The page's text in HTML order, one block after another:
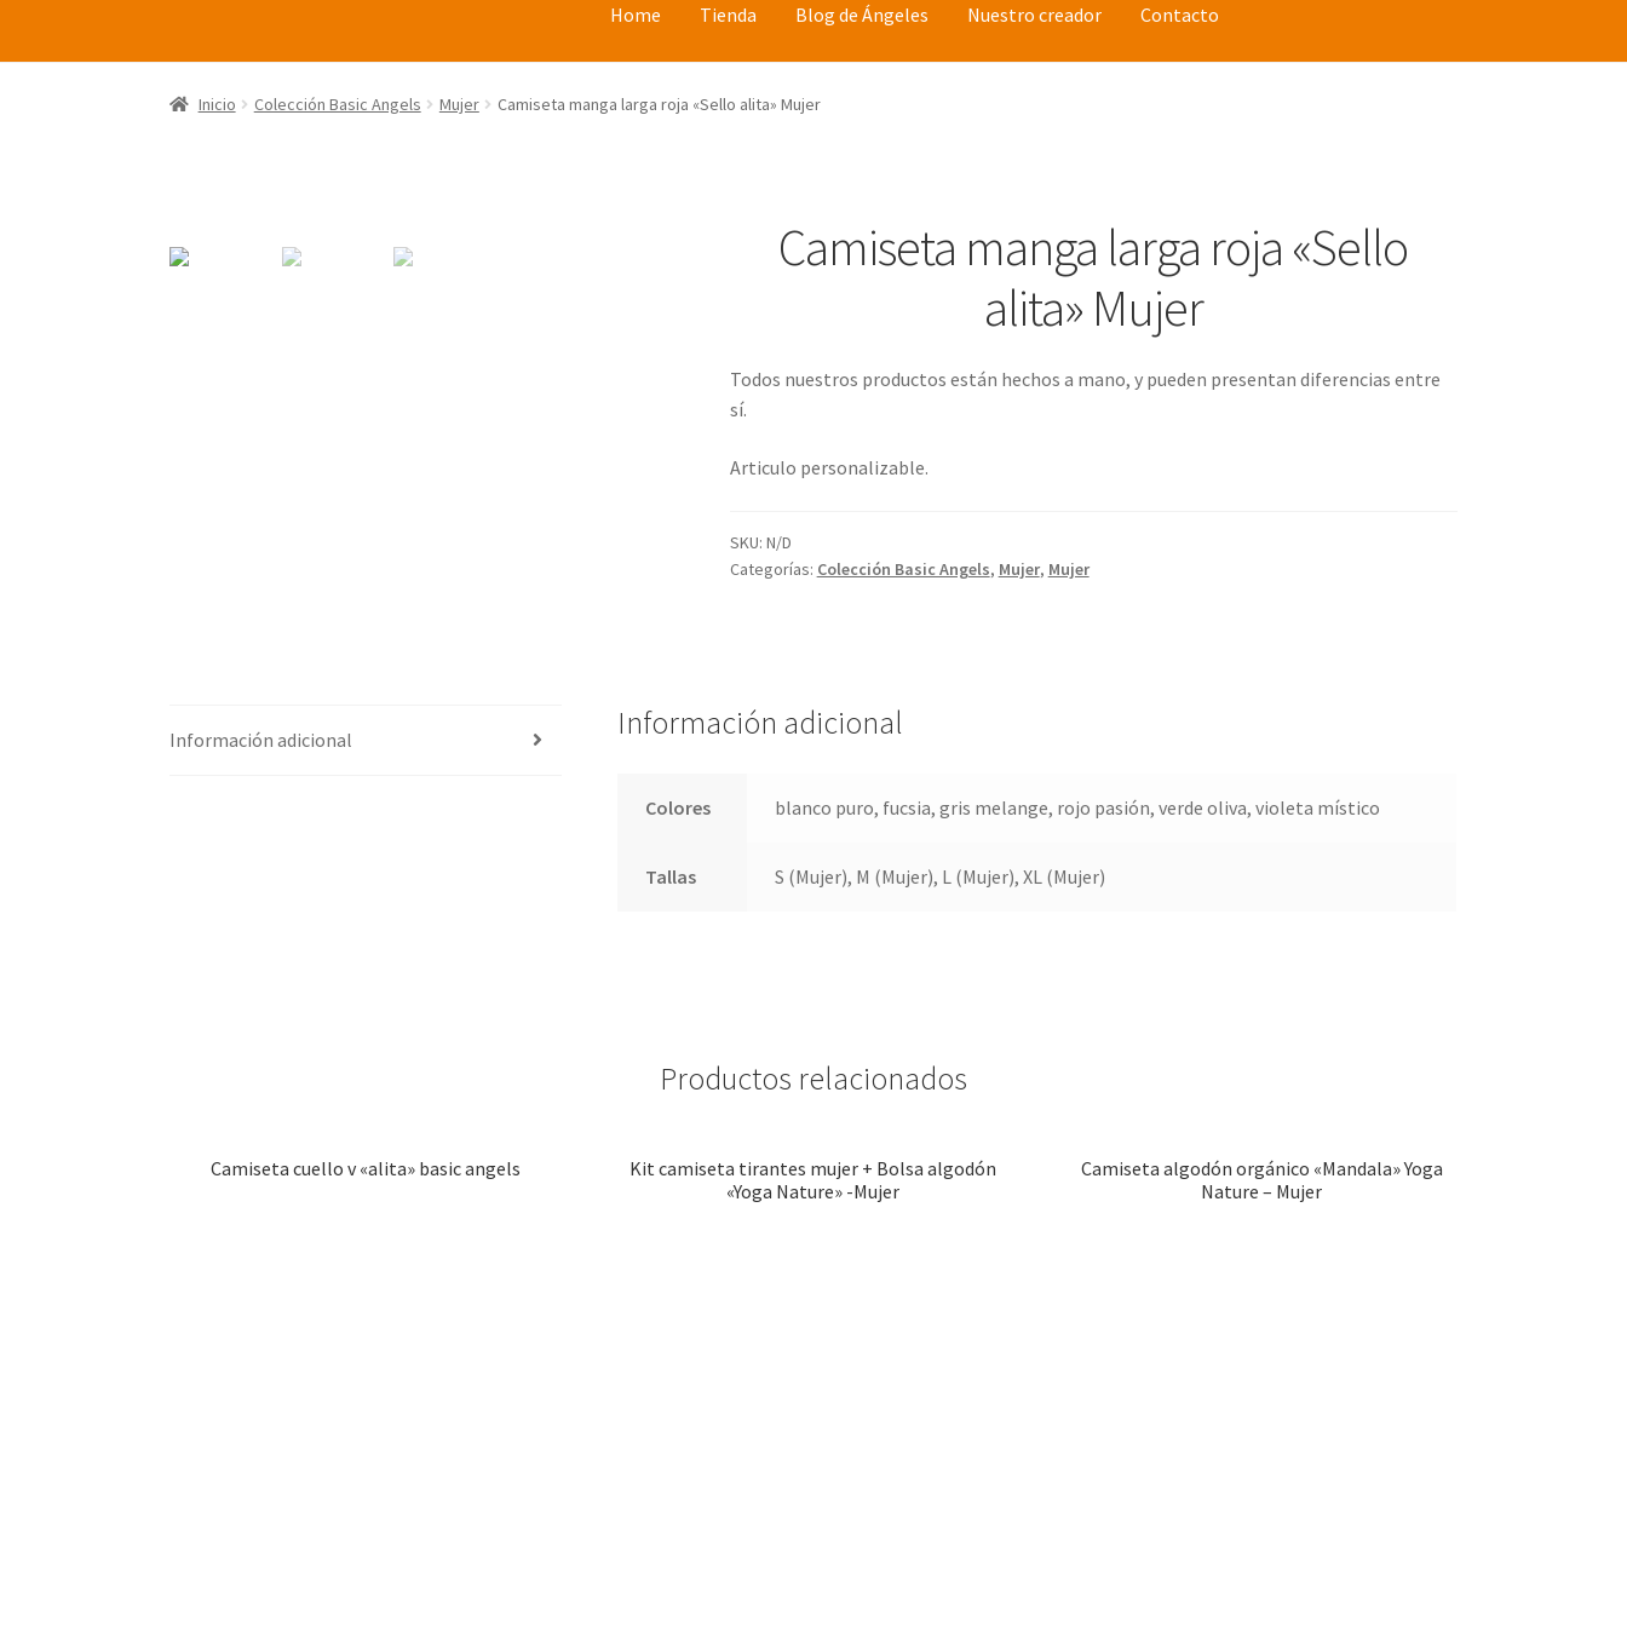
Home Tienda Blog de Ángeles Nuestro creador Contacto
Inicio Colección Basic Angels Mujer Camiseta manga larga roja «Sello alita» Mujer
Camiseta manga larga roja «Sello
alita» Mujer
Todos nuestros productos están hechos a mano, y pueden presentan diferencias entre
sí.
Articulo personalizable.
SKU: N/D
Categorías: Colección Basic Angels, Mujer, Mujer
Información adicional Información adicional
Colores blanco puro, fucsia, gris melange, rojo pasión, verde oliva, violeta místico
Tallas S (Mujer), M (Mujer), L (Mujer), XL (Mujer)
Productos relacionados
Camiseta cuello v «alita» basic angels
Kit camiseta tirantes mujer + Bolsa algodón
«Yoga Nature» -Mujer
Camiseta algodón orgánico «Mandala» Yoga
Nature – Mujer